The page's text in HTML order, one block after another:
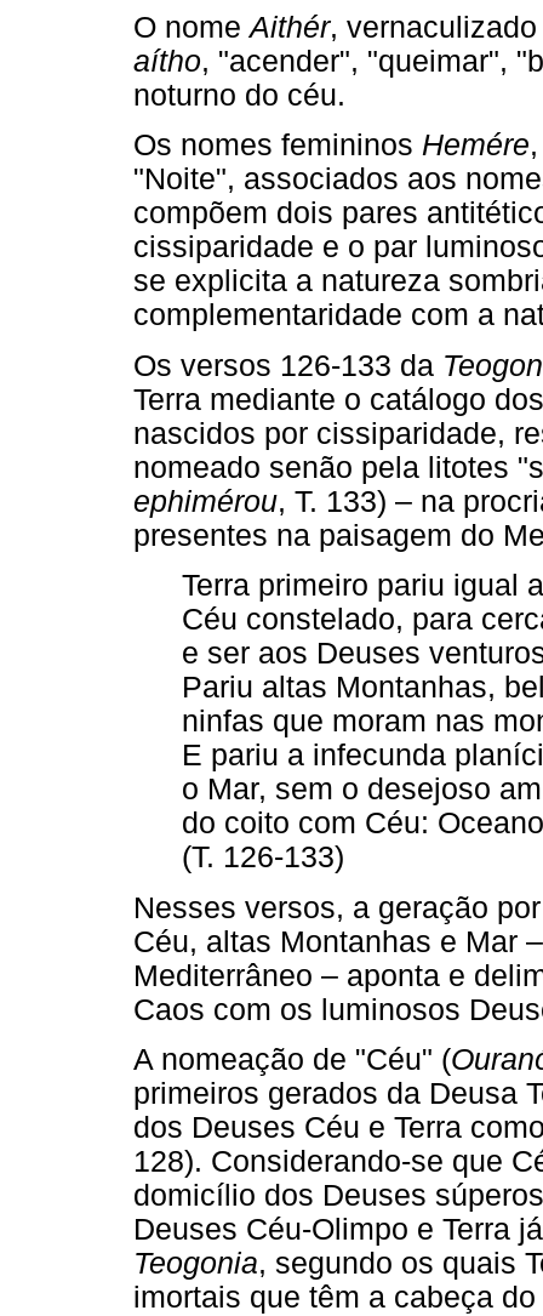
O nomeAithér,
aítho, "acender", "queimar",
noturno do céu.
Os nomes femininos Hemére
"Noite", associados aos
compõem dois pares
cissiparidade e o par
se explicita a natureza
complementaridade com a
Os versos 126-133 da
Terra mediante o catálogo
nascidos por cissiparidade,
nomeado senão pela litotes
ephimérou, T. 133) – na
presentes na paisagem do
Terra primeiro pariu igual
Céu constelado, para
e ser aos Deuses
Pariu altas Montanhas,
ninfas que moram nas
E pariu a infecunda
o Mar, sem o desejoso
do coito com Céu:
(T. 126-133)
Nesses versos, a geração
Céu, altas Montanhas e Mar
Mediterrâneo – aponta e
Caos com os luminosos
A nomeação de "Céu" (
primeiros gerados da Deusa
dos Deuses Céu e Terra
128). Considerando-se que
domicílio dos Deuses
Deuses Céu-Olimpo e Terra
Teogonia, segundo os quais
imortais que têm a cabeça